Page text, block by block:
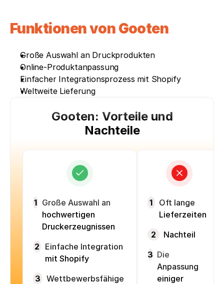
Funktionen von Gooten
Große Auswahl an Druckprodukten
Online-Produktanpassung
Einfacher Integrationsprozess mit Shopify
Weltweite Lieferung
Gooten: Vorteile und
Nachteile
1 Große Auswahl an
hochwertigen
Druckerzeugnissen
2
Einfache Integration
mit Shopify
3
Wettbewerbsfähige
1
Oft lange
Lieferzeiten
2
Nachteil
3 Die
Anpassung
einiger